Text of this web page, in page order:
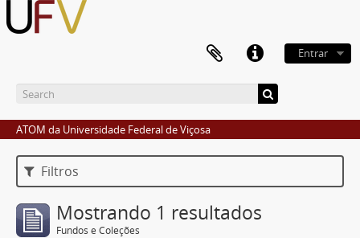
Entrar
ATOM da Universidade Federal de Viçosa
Filtros
Mostrando 1 resultados
Fundos e Coleções